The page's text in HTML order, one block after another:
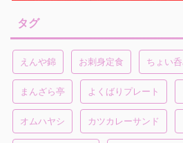
タグ
えんや錦 お刺身定食 ちょい
まんざら亭 よくばりプレート
オムハヤシ カツカレーサンド